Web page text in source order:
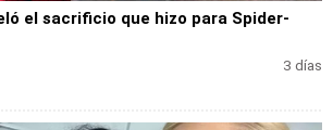
el sacrificio que hizo para Spider-
3 días